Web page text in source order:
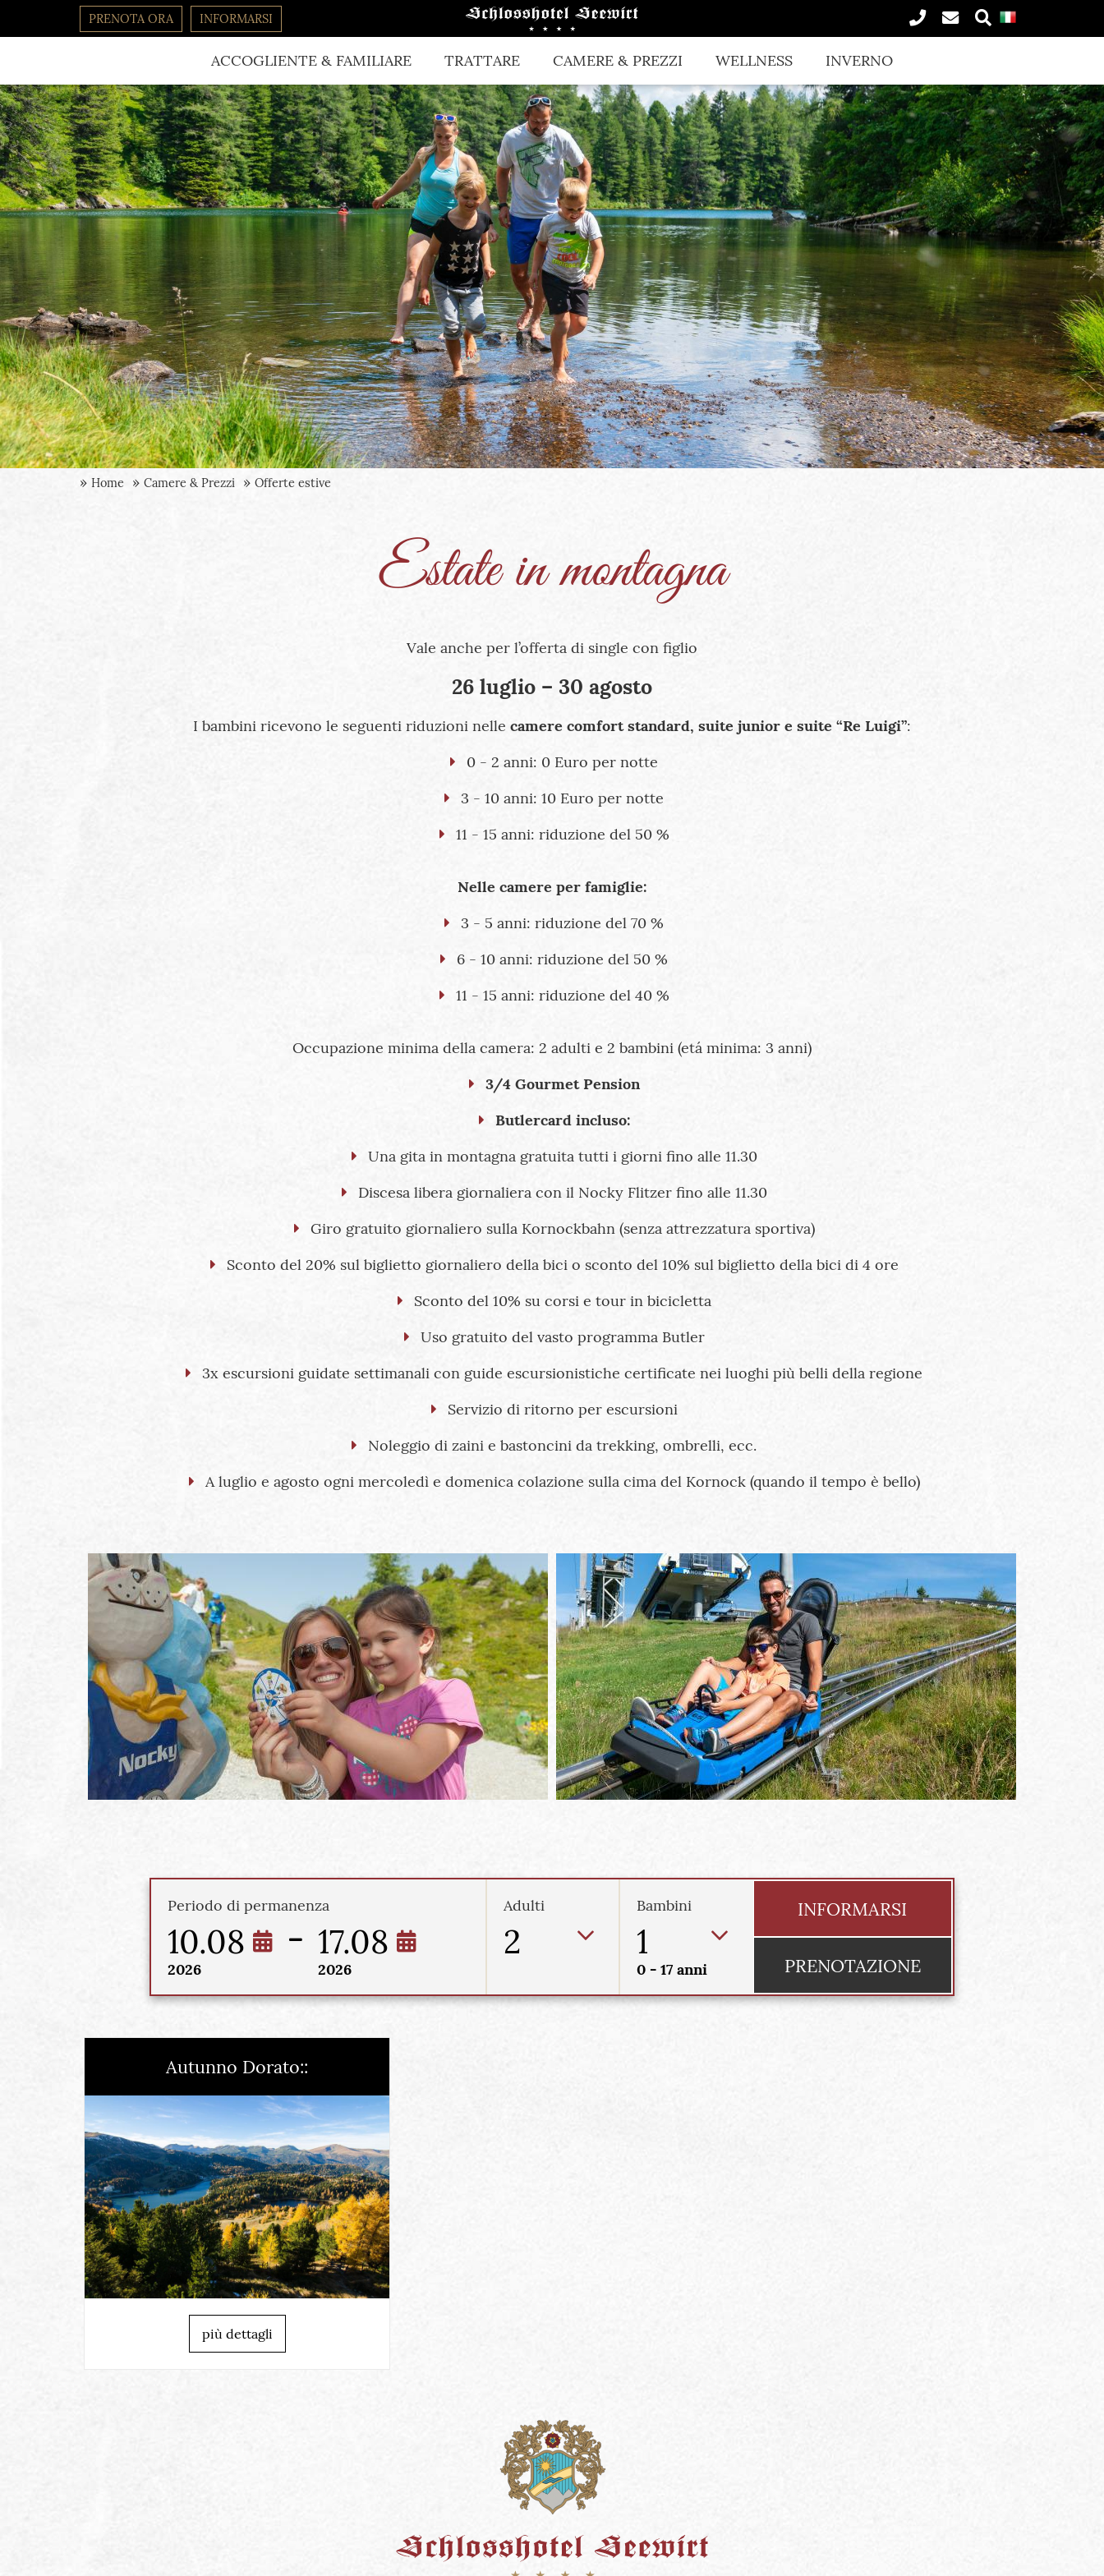
PRENOTA ORA INFORMARSI
ACCOGLIENTE & FAMILIARE TRATTARE CAMERE & PREZZI WELLNESS INVERNO
Home Camere & Prezzi Offerte estive
Estate in montagna
Vale anche per l’offerta di single con figlio
26 luglio – 30 agosto
I bambini ricevono le seguenti riduzioni nelle camere comfort standard, suite junior e suite “Re Luigi”:
0 - 2 anni: 0 Euro per notte
3 - 10 anni: 10 Euro per notte
11 - 15 anni: riduzione del 50 %
Nelle camere per famiglie:
3 - 5 anni: riduzione del 70 %
6 - 10 anni: riduzione del 50 %
11 - 15 anni: riduzione del 40 %
Occupazione minima della camera: 2 adulti e 2 bambini (etá minima: 3 anni)
3/4 Gourmet Pension
Butlercard incluso:
Una gita in montagna gratuita tutti i giorni fino alle 11.30
Discesa libera giornaliera con il Nocky Flitzer fino alle 11.30
Giro gratuito giornaliero sulla Kornockbahn (senza attrezzatura sportiva)
Sconto del 20% sul biglietto giornaliero della bici o sconto del 10% sul biglietto della bici di 4 ore
Sconto del 10% su corsi e tour in bicicletta
Uso gratuito del vasto programma Butler
3x escursioni guidate settimanali con guide escursionistiche certificate nei luoghi più belli della regione
Servizio di ritorno per escursioni
Noleggio di zaini e bastoncini da trekking, ombrelli, ecc.
A luglio e agosto ogni mercoledì e domenica colazione sulla cima del Kornock (quando il tempo è bello)
Periodo di permanenza
10.08 17.08
2026 2026
Adulti
2
Bambini
1
0 - 17 anni
INFORMARSI
PRENOTAZIONE
Autunno Dorato::
più dettagli